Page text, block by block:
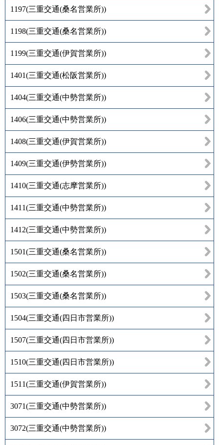
1197(三重交通(桑名営業所))
1198(三重交通(桑名営業所))
1199(三重交通(伊賀営業所))
1401(三重交通(松阪営業所))
1404(三重交通(中勢営業所))
1406(三重交通(中勢営業所))
1408(三重交通(伊賀営業所))
1409(三重交通(伊勢営業所))
1410(三重交通(志摩営業所))
1411(三重交通(中勢営業所))
1412(三重交通(中勢営業所))
1501(三重交通(桑名営業所))
1502(三重交通(桑名営業所))
1503(三重交通(桑名営業所))
1504(三重交通(四日市営業所))
1507(三重交通(四日市営業所))
1510(三重交通(四日市営業所))
1511(三重交通(伊賀営業所))
3071(三重交通(中勢営業所))
3072(三重交通(中勢営業所))